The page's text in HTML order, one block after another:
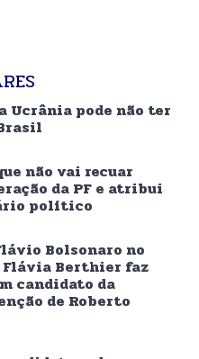
Ucrânia pode não ter
não vai recuar
da PF e atribui
político
Bolsonaro no
Flávia Berthier faz
candidato da
de Roberto